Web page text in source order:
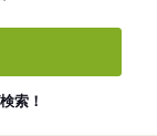
索！